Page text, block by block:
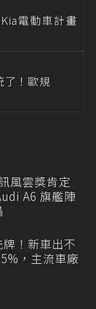
電動車計畫
了！歐規
風雲獎肯定
A6 旗艦陣
！新車出不
，主流車廠